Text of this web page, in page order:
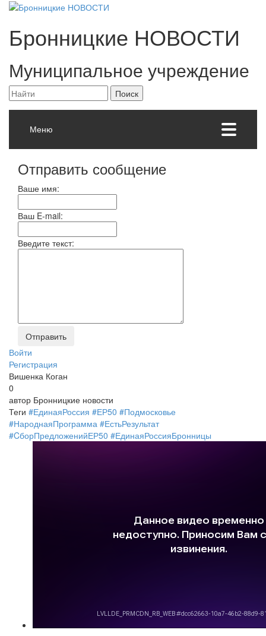
Бронницкие НОВОСТИ
Муниципальное учреждение
Меню
Отправить сообщение
Ваше имя:
Ваш E-mail:
Введите текст:
Войти
Регистрация
Вишенка Коган
0
автор Бронницкие новости
Теги #ЕдинаяРоссия #ЕР50 #Подмосковье
#НароднаяПрограмма #ЕстьРезультат
#CборПредложенийЕР50 #ЕдинаяРоссияБронницы